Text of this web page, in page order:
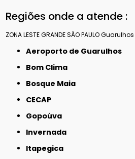
Regiões onde a atende :
ZONA LESTEGRANDE SÃO PAULOGuarulhos
Aeroporto de Guarulhos
Bom Clima
Bosque Maia
CECAP
Gopoúva
Invernada
Itapegica